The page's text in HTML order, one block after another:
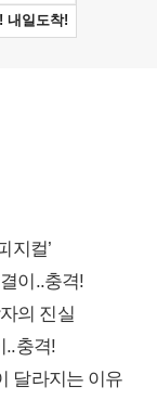
지컬’
이..충격!
의 진실
..충격!
달라지는 이유